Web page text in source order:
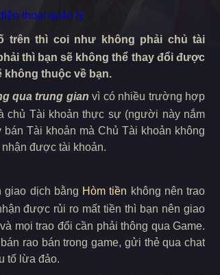
thoại quản lý
trên thì coi như không phải chủ tài
thì bạn sẽ không thể thay đổi được
thuộc về bạn.
qua trung gian vì có nhiều trường hợp
chủ Tài khoản thực sự (người này nắm
Tài khoản mà Chủ Tài khoản không
được tài khoản.
giao dịch bằng Hòm tiền không nên trao
được rủi ro mất tiền thì bạn nên giao
mọi trao đổi cần phải thông qua Game.
rao bán trong game, gửi thẻ qua chat
tố lừa đảo.